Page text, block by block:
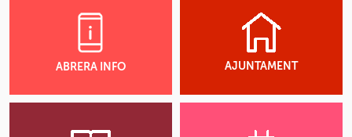
ABRERA INFO AJUNTAMENT